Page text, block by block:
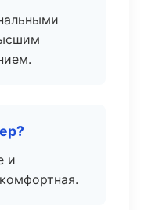
и